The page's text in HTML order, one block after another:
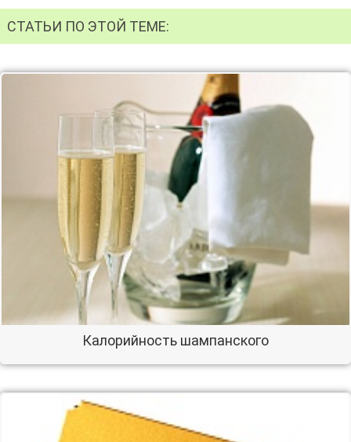
СТАТЬИ ПО ЭТОЙ ТЕМЕ:
Калорийность шампанского